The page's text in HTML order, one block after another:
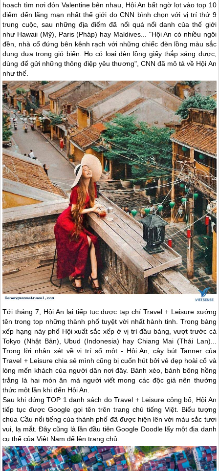
hoạch tìm nơi đón Valentine bên nhau, Hội An bất ngờ lọt vào top 10
điểm đến lãng mạn nhất thế giới do CNN bình chọn với vị trí thứ 9
trung cuộc, sau những địa điểm đã nổi quá nổi danh của thế giới
như Hawaii (Mỹ), Paris (Pháp) hay Maldives... "Hội An có nhiều ngôi
đền, nhà cổ đứng bên kênh rạch với những chiếc đèn lồng màu sắc
đung đưa trong gió biển. Họ có loại đèn lồng giấy thắp sáng được,
dùng để gửi những thông điệp yêu thương", CNN đã mô tả về Hội An
như thế.
Tới tháng 7, Hội An lại tiếp tục được tạp chí Travel + Leisure xướng
tên trong top những thành phố tuyệt vời nhất hành tinh. Trong bàng
xếp hạng này phố Hội xuất sắc xếp ở vị trí đầu bảng, vượt trước cả
Tokyo (Nhật Bản), Ubud (Indonesia) hay Chiang Mai (Thái Lan)...
Trong lời nhận xét về vị trí số một - Hội An , cây bút Tanner của
Travel + Leisure chia sẻ mình cũng bị cuốn hút bởi vẻ đẹp hoài cổ và
lòng mến khách của người dân nơi đây. Bánh xèo, bánh bông hồng
trắng là hai món ăn mà người viết mong các độc giả nên thưởng
thức một lần khi đến Hội An
Sau khi đứng TOP 1 danh sách do Travel + Leisure công bố, Hội An
tiếp tục được Google gọi tên trên trang chủ tiếng Việt. Biểu tượng
chùa Cầu nổi tiếng của thành phố đã được hiện lên với màu sắc tươi
vui, lạ mắt. Đây cũng là lần đầu tiên Google Doodle lấy một địa danh
cụ thể của Việt Nam để lên trang chủ.